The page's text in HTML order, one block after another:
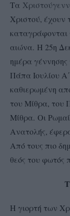
Τα
Χριστού, έχουν
καταγράφονται
αιώνα. Η 25η
ημέρα γέννησης
Πάπα Ιουλίου
καθιερωμένη
του Μίθρα, του
Μίθρα. Οι
Ανατολής,
Από τους πιο
θεός του φωτός
Η γιορτή των